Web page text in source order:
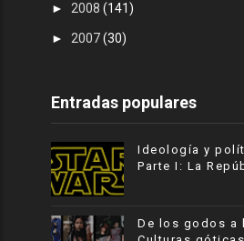
►2008(141)
► 2007(30)
Entradas populares
Ideología y
Parte I: La
De los godos a